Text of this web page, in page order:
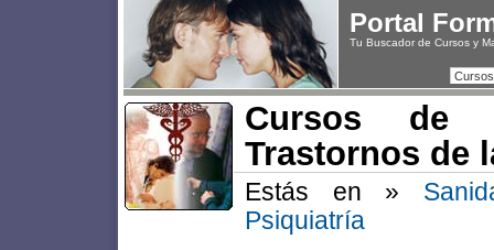
Portal
Tu Buscador de Cursos y
Cursos de
Trastornos de
Estás en »
Psiquiatría